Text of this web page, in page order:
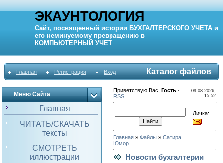
ЭКАУНТОЛОГИЯ
Сайт, посвященный истории БУХГАЛТЕРСКОГО УЧЕТА и
его неминуемому превращению в
КОМПЬЮТЕРНЫЙ УЧЕТ
Главная Регистрация Вход Каталог файлов
Меню Сайта
Главная
ЧИТАТЬ/СКАЧАТЬ
тексты
СМОТРЕТЬ
иллюстрации
Приветствую Вас ,Гость ·
RSS
09.08.2026,
15:52
Личка:
Главная »Файлы »Сатира.
Юмор
Новости бухгалтерии